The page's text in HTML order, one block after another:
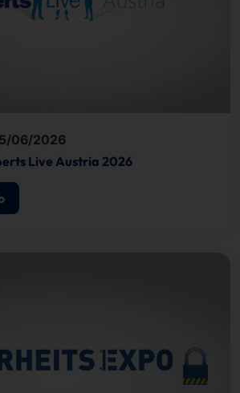
06/2026
Live Austria 2026